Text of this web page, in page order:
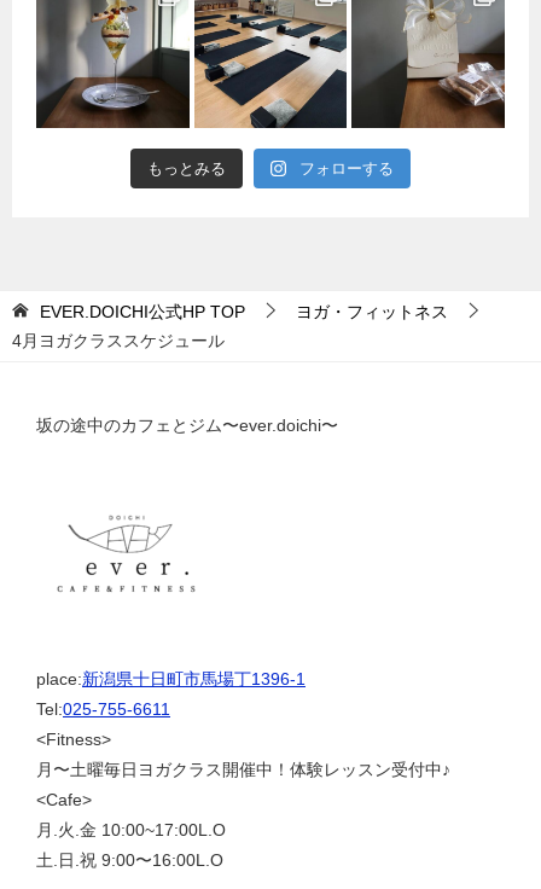
もっとみる フォローする
EVER.DOICHI公式HP TOP
ヨガ・フィットネス
4月ヨガクラススケジュール
坂の途中のカフェとジム〜ever.doichi〜
place:新潟県十日町市馬場丁1396-1
Tel:025-755-6611
<Fitness>
月〜土曜毎日ヨガクラス開催中！体験レッスン受付中♪
<Cafe>
月.火.金 10:00~17:00L.O
土.日.祝 9:00〜16:00L.O